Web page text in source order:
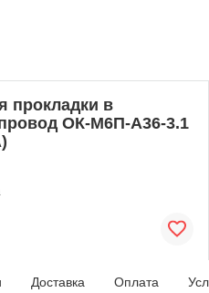
прокладки в
ОК-М6П-А36-3.1
Доставка Оплата